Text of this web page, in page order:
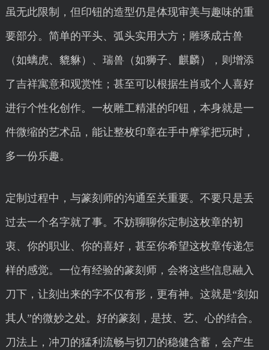
虽无此限制，但印钮的造型仍是体现审美与趣味的重
要部分。简单的平头、弧头实用大方；雕琢成古兽
（如螭虎、貔貅）、瑞兽（如狮子、麒麟），则增添
了吉祥寓意和观赏性；甚至可以根据生肖或个人喜好
进行个性化创作。一枚雕工精湛的印钮，本身就是一
件微缩的艺术品，能让整枚印章在手中摩挲把玩时，
多一份乐趣。
定制过程中，与篆刻师的沟通至关重要。不要只是丢
过去一个名字就了事。不妨聊聊你定制这枚章的初
衷、你的职业、你的喜好，甚至你希望这枚章传递怎
样的感觉。一位有经验的篆刻师，会将这些信息融入
刀下，让刻出来的字不仅有形，更有神。这就是“刻如
其人”的微妙之处。好的篆刻，是技、艺、心的结合。
刀法上，冲刀的猛利流畅与切刀的稳健含蓄，会产生